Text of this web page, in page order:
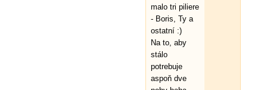
malo tri piliere
- Boris, Ty a
ostatní :)
Na to, aby
stálo
potrebuje
aspoň dve